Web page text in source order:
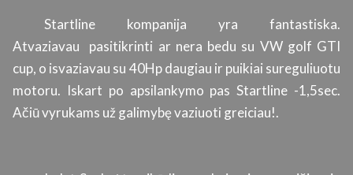
Startline kompanija yra fantastiska.
Atvaziavau pasitikrinti ar nera bedu su VW golf GTI
cup, o isvaziavau su 40Hp daugiau ir puikiai sureguliuotu
motoru. Iskart po apsilankymo pas Startline -1,5sec.
Ačiū vyrukams už galimybę vaziuoti greiciau!.